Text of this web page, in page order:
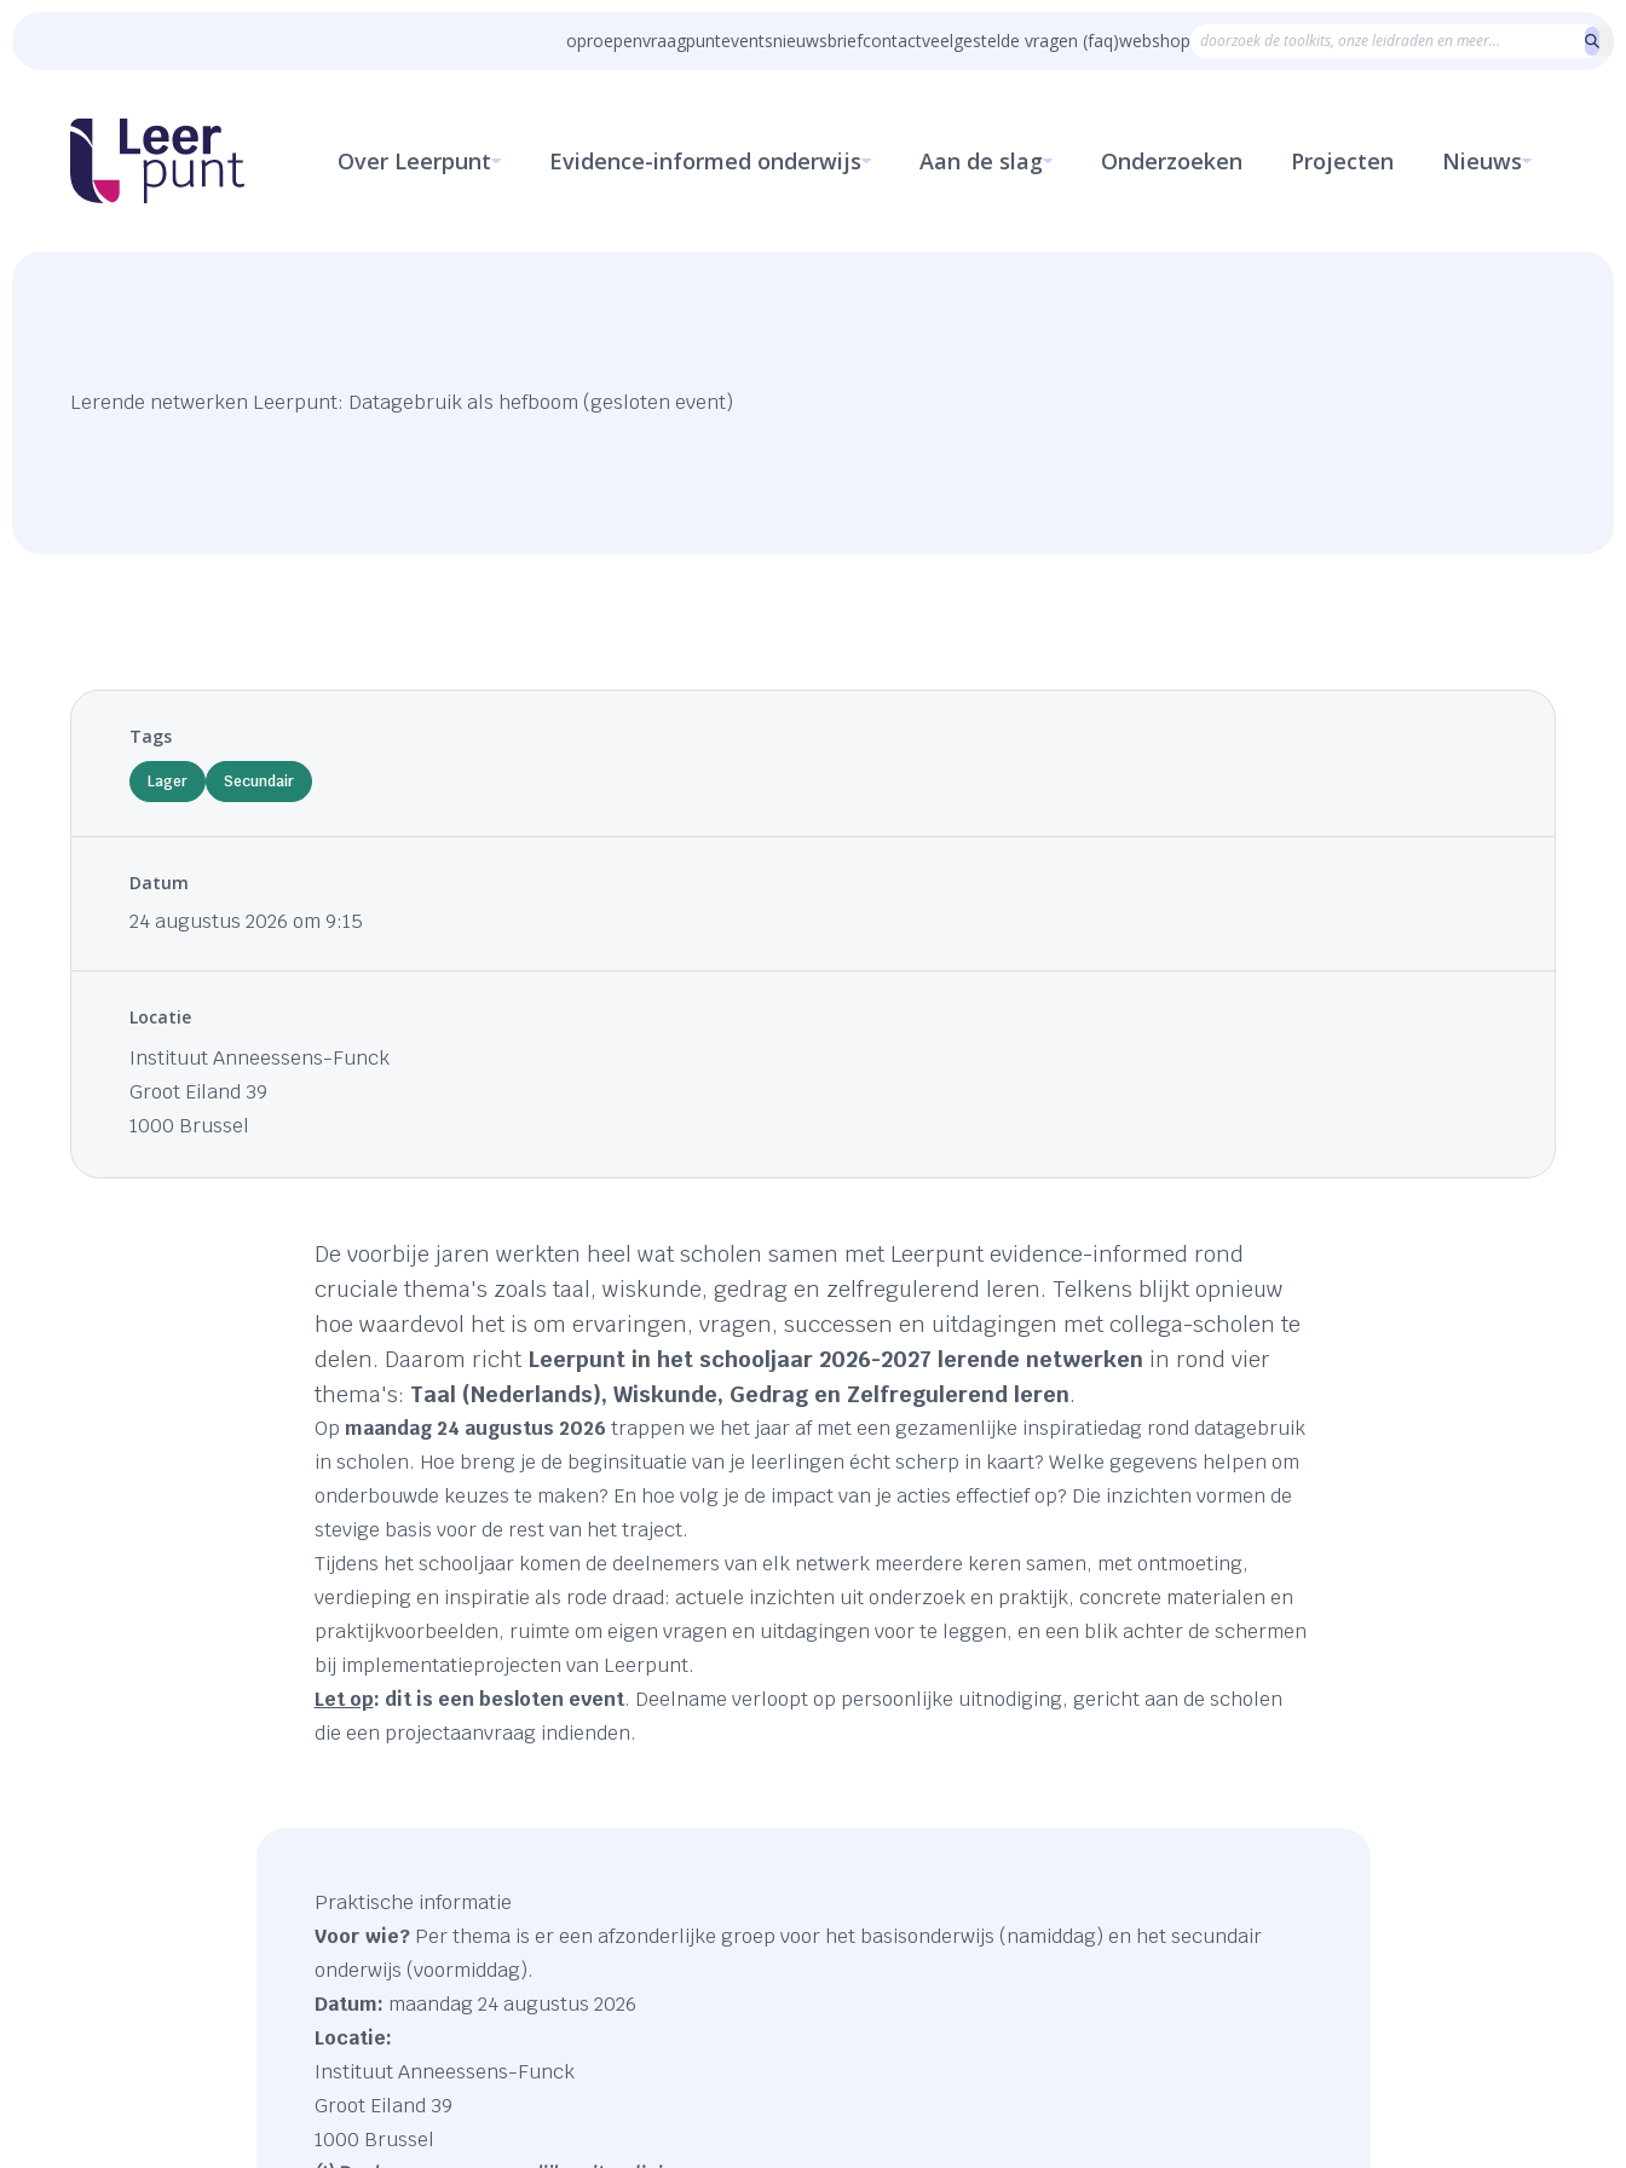
oproepenvraagpunteventsnieuwsbriefcontactveelgestelde vragen (faq)webshop
Over Leerpunt Evidence-informed onderwijs Aan de slag Onderzoeken Projecten Nieuws
Lerende netwerken Leerpunt: Datagebruik als hefboom (gesloten event)
Tags
Lager Secundair
Datum
24 augustus 2026 om 9:15
Locatie
Instituut Anneessens-Funck
Groot Eiland 39
1000 Brussel
De voorbije jaren werkten heel wat scholen samen met Leerpunt evidence-informed rond
cruciale thema's zoals taal, wiskunde, gedrag en zelfregulerend leren. Telkens blijkt opnieuw
hoe waardevol het is om ervaringen, vragen, successen en uitdagingen met collega-scholen te
delen. Daarom richt Leerpunt in het schooljaar 2026-2027 lerende netwerken in rond vier
thema's: Taal (Nederlands), Wiskunde, Gedrag en Zelfregulerend leren.
Op maandag 24 augustus 2026 trappen we het jaar af met een gezamenlijke inspiratiedag rond datagebruik
in scholen. Hoe breng je de beginsituatie van je leerlingen écht scherp in kaart? Welke gegevens helpen om
onderbouwde keuzes te maken? En hoe volg je de impact van je acties effectief op? Die inzichten vormen de
stevige basis voor de rest van het traject.
Tijdens het schooljaar komen de deelnemers van elk netwerk meerdere keren samen, met ontmoeting,
verdieping en inspiratie als rode draad: actuele inzichten uit onderzoek en praktijk, concrete materialen en
praktijkvoorbeelden, ruimte om eigen vragen en uitdagingen voor te leggen, en een blik achter de schermen
bij implementatieprojecten van Leerpunt.
Let op: dit is een besloten event. Deelname verloopt op persoonlijke uitnodiging, gericht aan de scholen
die een projectaanvraag indienden.
Praktische informatie
Voor wie?Per thema is er een afzonderlijke groep voor het basisonderwijs (namiddag) en het secundair
onderwijs (voormiddag).
Datum: maandag 24 augustus 2026
Locatie:
Instituut Anneessens-Funck
Groot Eiland 39
1000 Brussel